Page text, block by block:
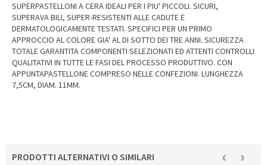
SUPERPASTELLONI A CERA IDEALI PER I PIU' PICCOLI. SICURI,
SUPERAVA BILI, SUPER-RESISTENTI ALLE CADUTE E
DERMATOLOGICAMENTE TESTATI. SPECIFICI PER UN PRIMO
APPROCCIO AL COLORE GIA' AL DI SOTTO DEI TRE ANNI. SICUREZZA
TOTALE GARANTITA COMPONENTI SELEZIONATI ED ATTENTI CONTROLLI
QUALITATIVI IN TUTTE LE FASI DEL PROCESSO PRODUTTIVO. CON
APPUNTAPASTELLONE COMPRESO NELLE CONFEZIONI. LUNGHEZZA
7,5CM, DIAM. 11MM.
PRODOTTI ALTERNATIVI O SIMILARI ‹ ›